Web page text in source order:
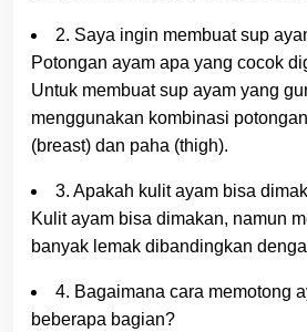
2. Saya ingin membuat sup
Potongan ayam apa yang cocok
Untuk membuat sup ayam yang
menggunakan kombinasi
(breast) dan paha (thigh).
3. Apakah kulit ayam bisa
Kulit ayam bisa dimakan, namun
banyak lemak dibandingkan
4. Bagaimana cara memotong
beberapa bagian?